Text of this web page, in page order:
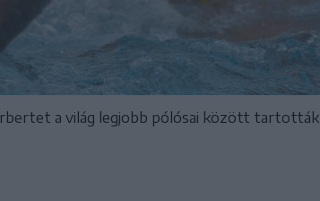
a világ legjobb pólósai között tartották